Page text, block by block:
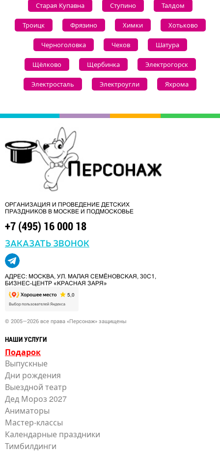
Старая Купавна Ступино Талдом
Троицк Фрязино Химки Хотьково
Черноголовка Чехов Шатура
Щёлково Щербинка Электрогорск
Электросталь Электроугли Яхрома
ОРГАНИЗАЦИЯ И ПРОВЕДЕНИЕ ДЕТСКИХ
ПРАЗДНИКОВ В МОСКВЕ И ПОДМОСКОВЬЕ
+7 (495) 16 000 18
ЗАКАЗАТЬ ЗВОНОК
АДРЕС: МОСКВА, УЛ. МАЛАЯ СЕМЁНОВСКАЯ, 30С1,
БИЗНЕС-ЦЕНТР «КРАСНАЯ ЗАРЯ»
© 2005—2026 все права «Персонаж» защищены
НАШИ УСЛУГИ
Подарок
Выпускные
Дни рождения
Выездной театр
Дед Мороз 2027
Аниматоры
Мастер-классы
Календарные праздники
Тимбилдинги